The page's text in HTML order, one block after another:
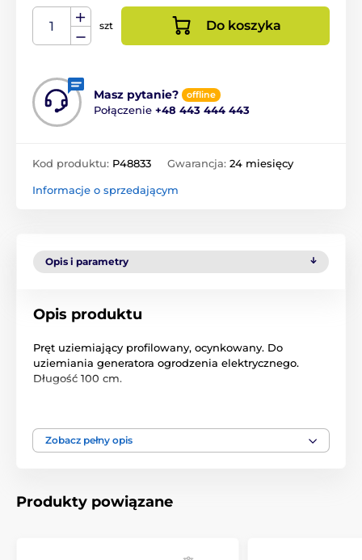
szt Do koszyka
Masz pytanie? offline
Połączenie +48 443 444 443
Kod produktu: P48833 Gwarancja: 24 miesięcy
Informacje o sprzedającym
Opis i parametry
Opis produktu
Pręt uziemiający profilowany, ocynkowany. Do
uziemiania generatora ogrodzenia elektrycznego.
Długość 100 cm.
profil galwanizowany o dużej powierzchni styku
Zobacz pełny opis
Produkty powiązane